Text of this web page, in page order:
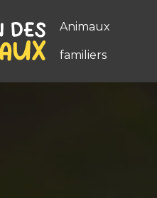
Animaux
familiers